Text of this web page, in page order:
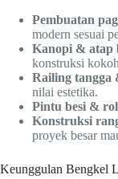
Pembuatan
modern sesuai
Kanopi & atap
konstruksi
Railing tangga
nilai estetika.
Pintu besi &
Konstruksi
proyek besar
Keunggulan Bengkel